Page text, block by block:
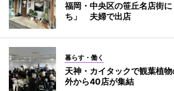
福岡・中央区の笹丘名店街
ち」 夫婦で出店
暮らす・働く
天神・カイタックで観葉植
外から40店が集結